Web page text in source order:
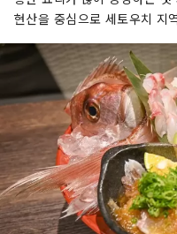
현산을 중심으로 세토우치 지